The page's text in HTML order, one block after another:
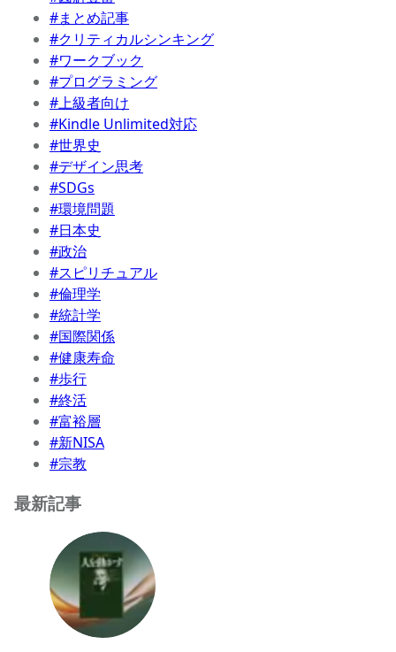
#まとめ記事
#クリティカルシンキング
#ワークブック
#プログラミング
#上級者向け
#Kindle Unlimited対応
#世界史
#デザイン思考
#SDGs
#環境問題
#日本史
#政治
#スピリチュアル
#倫理学
#統計学
#国際関係
#健康寿命
#歩行
#終活
#富裕層
#新NISA
#宗教
最新記事